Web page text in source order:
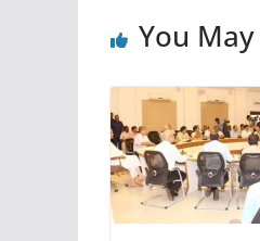
You